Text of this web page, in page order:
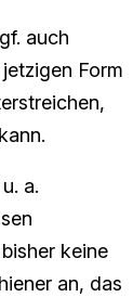
auch
Form
a.
keine
an, das